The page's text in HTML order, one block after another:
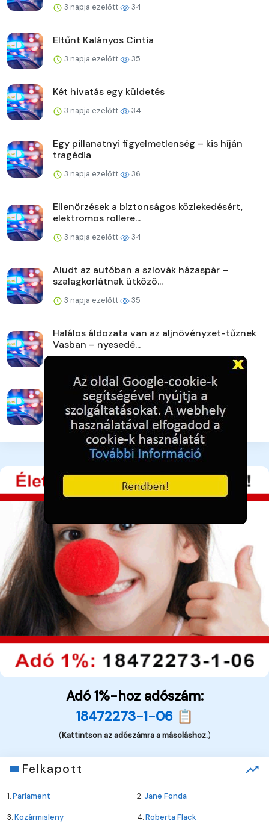
3 napja ezelőtt 34
Eltűnt Kalányos Cintia
3 napja ezelőtt 35
Két hivatás egy küldetés
3 napja ezelőtt 34
Egy pillanatnyi figyelmetlenség – kis híján
tragédia
3 napja ezelőtt 36
Ellenőrzések a biztonságos közlekedésért,
elektromos rollere...
3 napja ezelőtt 34
Aludt az autóban a szlovák házaspár –
szalagkorlátnak ütközö...
3 napja ezelőtt 35
Halálos áldozata van az aljnövényzet-tűznek
Vasban – nyesedé...
Egy mezőn találtak rá
4 napja ezelőtt 36
Adó 1%-hoz adószám:
18472273-1-06 📋
(Kattintson az adószámra a másoláshoz.)
Felkapott
1.Parlament 2.Jane Fonda
3.Kozármisleny 4.Roberta Flack